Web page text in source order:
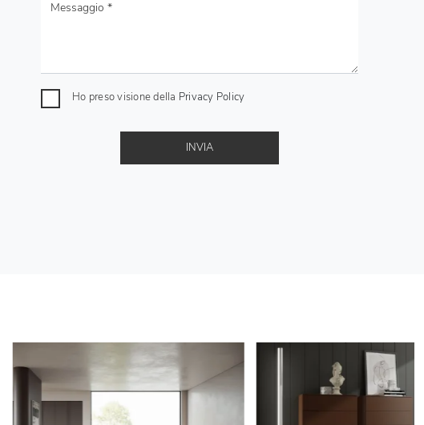
Ho preso visione della Privacy Policy
INVIA